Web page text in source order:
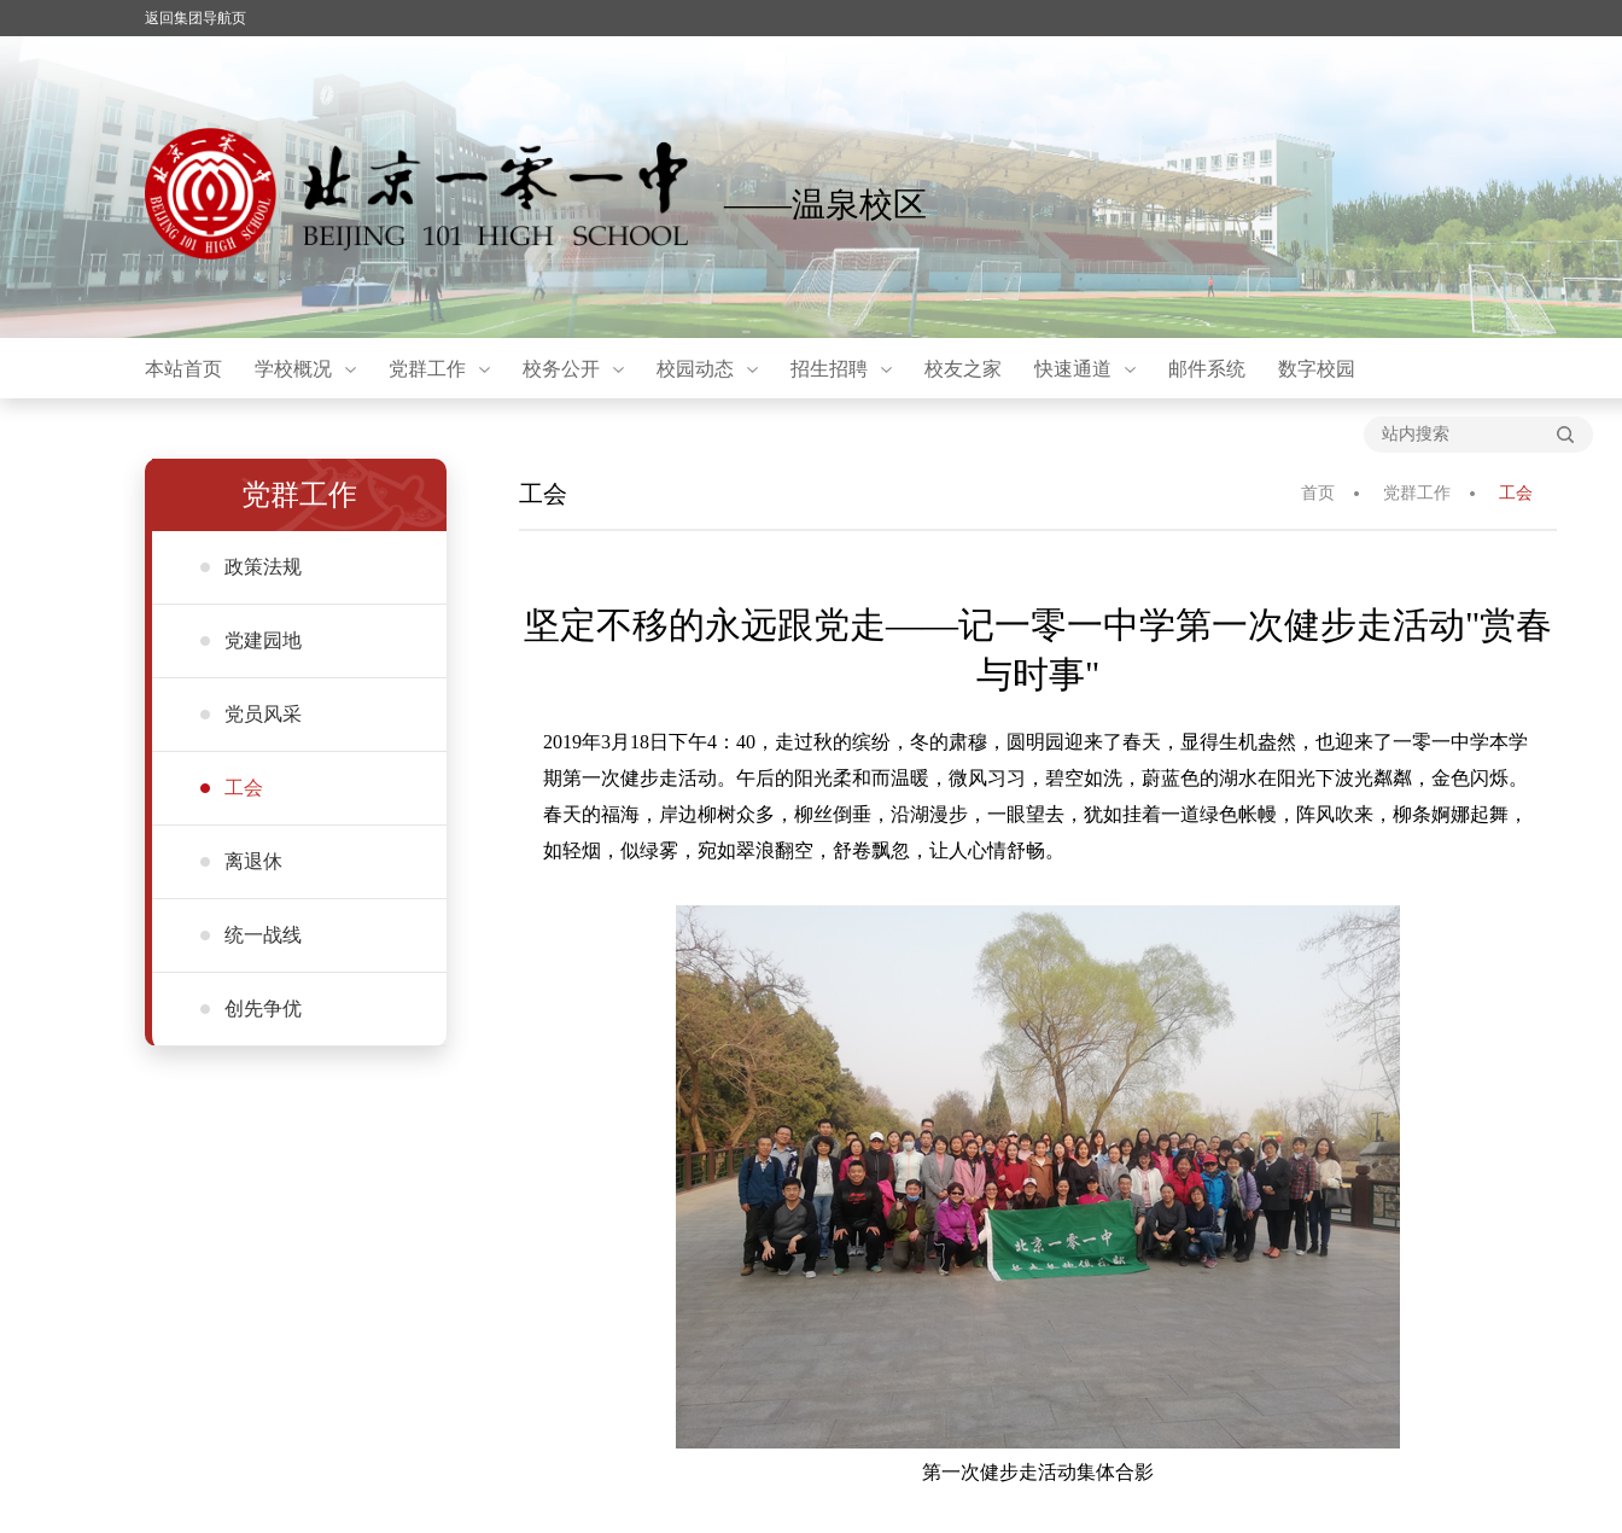
返回集团导航页
——温泉校区
本站首页 学校概况 党群工作 校务公开 校园动态 招生招聘 校友之家 快速通道 邮件系统 数字校园
党群工作
政策法规
党建园地
党员风采
工会
离退休
统一战线
创先争优
工会 首页 党群工作 工会
坚定不移的永远跟党走——记一零一中学第一次健步走活动"赏春
与时事"
2019年3月18日下午4：40，走过秋的缤纷，冬的肃穆，圆明园迎来了春天，显得生机盎然，也迎来了一零一中学本学
期第一次健步走活动。午后的阳光柔和而温暖，微风习习，碧空如洗，蔚蓝色的湖水在阳光下波光粼粼，金色闪烁。
春天的福海，岸边柳树众多，柳丝倒垂，沿湖漫步，一眼望去，犹如挂着一道绿色帐幔，阵风吹来，柳条婀娜起舞，
如轻烟，似绿雾，宛如翠浪翻空，舒卷飘忽，让人心情舒畅。
第一次健步走活动集体合影